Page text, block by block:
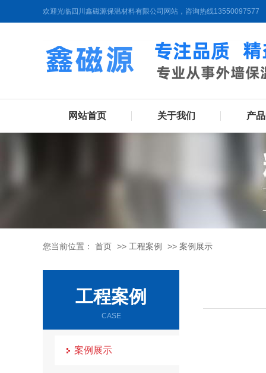
欢迎光临四川鑫磁源保温材料有限公司网站，咨询热线13550097577
网站首页 关于我们 产
您当前位置： 首页 >> 工程案例 >> 案例展示
工程案例
CASE
案例展示